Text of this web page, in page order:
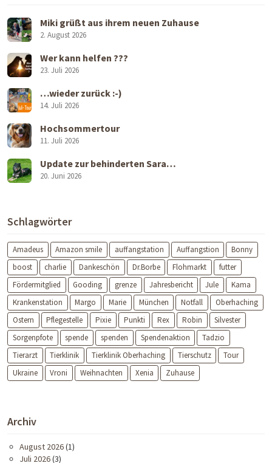
Miki grüßt aus ihrem neuen Zuhause
2. August 2026
Wer kann helfen ???
23. Juli 2026
…wieder zurück :-)
14. Juli 2026
Hochsommertour
11. Juli 2026
Update zur behinderten Sara…
20. Juni 2026
Schlagwörter
Amadeus Amazon smile auffangstation Auffangstion
Bonny
boost
charlie Dankeschön Dr.Borbe Flohmarkt
futter
Fördermitglied
Gooding grenze Jahresbericht Jule
Kama
Krankenstation
Margo Marie München Notfall
Oberhaching
Ostern
Pflegestelle Pixie Punkti Rex Robin
Silvester
Sorgenpfote
spende spenden Spendenaktion
Tadzio
Tierarzt
Tierklinik Tierklinik Oberhaching Tierschutz
Tour
Ukraine
Vroni Weihnachten Xenia Zuhause
Archiv
August 2026(1)
Juli 2026(3)